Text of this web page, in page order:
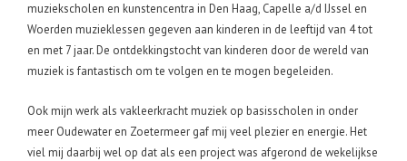
muziekscholen en kunstencentra in Den Haag, Capelle a/d IJssel en
Woerden muzieklessen gegeven aan kinderen in de leeftijd van 4 tot
en met 7 jaar. De ontdekkingstocht van kinderen door de wereld van
muziek is fantastisch om te volgen en te mogen begeleiden.
Ook mijn werk als vakleerkracht muziek op basisscholen in onder
meer Oudewater en Zoetermeer gaf mij veel plezier en energie. Het
viel mij daarbij wel op dat als een project was afgerond de wekelijkse